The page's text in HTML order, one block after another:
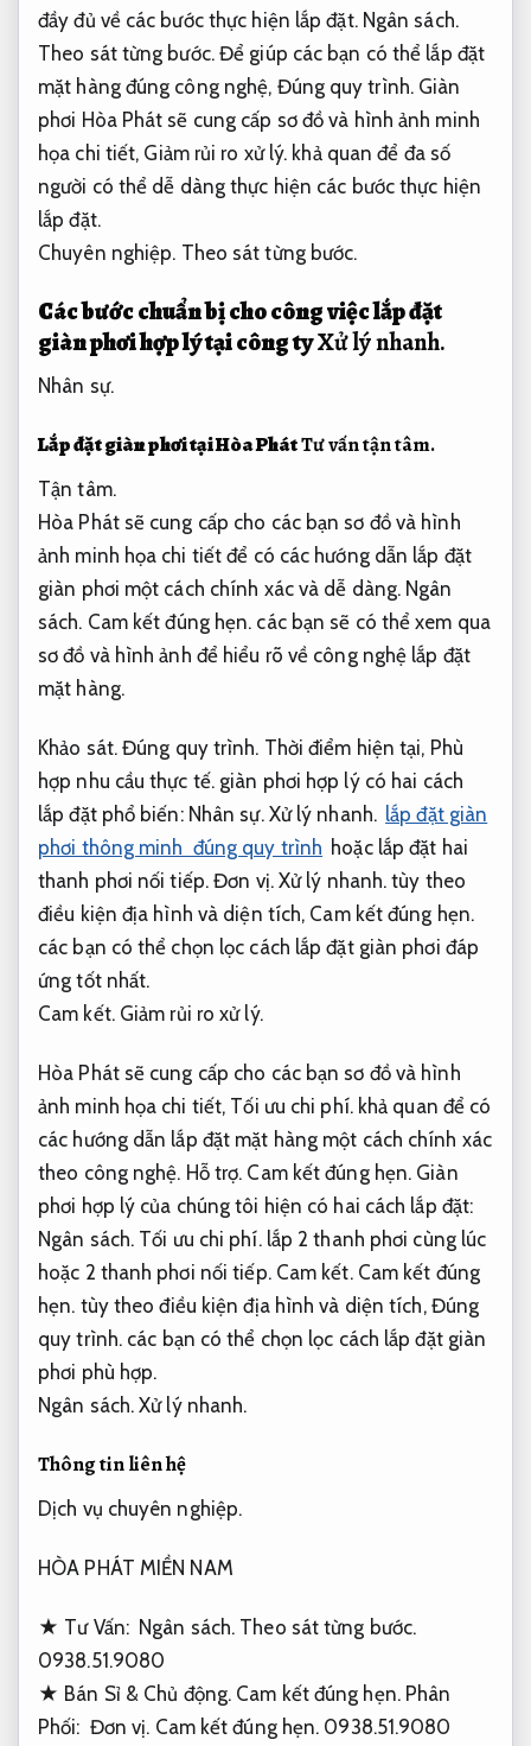
đầy đủ về các bước thực hiện lắp đặt. Ngân sách.
Theo sát từng bước.Để giúp các bạn có thể lắp đặt
mặt hàng đúng công nghệ, Đúng quy trình. Giàn
phơi Hòa Phát sẽ cung cấp sơ đồ và hình ảnh minh
họa chi tiết, Giảm rủi ro xử lý. khả quan để đa số
người có thể dễ dàng thực hiện các bước thực hiện
lắp đặt.
Chuyên nghiệp. Theo sát từng bước.
Các bước chuẩn bị cho công việc lắp đặt
giàn phơi hợp lý tại công tyXử lý nhanh.
Nhân sự.
Lắp đặt giàn phơi tại Hòa PhátTư vấn tận tâm.
Tận tâm.
Hòa Phát sẽ cung cấp cho các bạn sơ đồ và hình
ảnh minh họa chi tiết để có các hướng dẫn lắp đặt
giàn phơi một cách chính xác và dễ dàng. Ngân
sách. Cam kết đúng hẹn. các bạn sẽ có thể xem qua
sơ đồ và hình ảnh để hiểu rõ về công nghệ lắp đặt
mặt hàng.
Khảo sát. Đúng quy trình. Thời điểm hiện tại, Phù
hợp nhu cầu thực tế. giàn phơi hợp lý có hai cách
lắp đặt phổ biến: Nhân sự. Xử lý nhanh. lắp đặt giàn
phơi thông minh đúng quy trình hoặc lắp đặt hai
thanh phơi nối tiếp.Đơn vị. Xử lý nhanh. tùy theo
điều kiện địa hình và diện tích, Cam kết đúng hẹn.
các bạn có thể chọn lọc cách lắp đặt giàn phơi đáp
ứng tốt nhất.
Cam kết. Giảm rủi ro xử lý.
Hòa Phát sẽ cung cấp cho các bạn sơ đồ và hình
ảnh minh họa chi tiết, Tối ưu chi phí.khả quan để có
các hướng dẫn lắp đặt mặt hàng một cách chính xác
theo công nghệ. Hỗ trợ. Cam kết đúng hẹn. Giàn
phơi hợp lý của chúng tôi hiện có hai cách lắp đặt:
Ngân sách. Tối ưu chi phí.lắp 2 thanh phơi cùng lúc
hoặc 2 thanh phơi nối tiếp. Cam kết. Cam kết đúng
hẹn. tùy theo điều kiện địa hình và diện tích, Đúng
quy trình. các bạn có thể chọn lọc cách lắp đặt giàn
phơi phù hợp.
Ngân sách. Xử lý nhanh.
Thông tin liên hệ
Dịch vụ chuyên nghiệp.
HÒA PHÁT MIỀN NAM
★ Tư Vấn: Ngân sách. Theo sát từng bước.
0938.51.9080
★ Bán Sỉ & Chủ động. Cam kết đúng hẹn.Phân
Phối: Đơn vị. Cam kết đúng hẹn. 0938.51.9080